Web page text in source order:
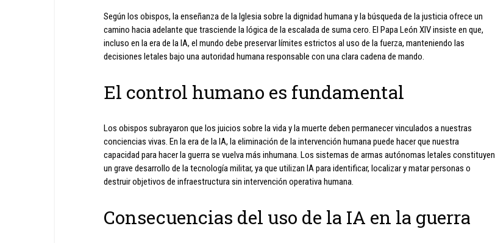
Según los obispos, la enseñanza de la Iglesia sobre la dignidad humana y la búsqueda de la justicia ofrece un
camino hacia adelante que trasciende la lógica de la escalada de suma cero. El Papa León XIV insiste en que,
incluso en la era de la IA, el mundo debe preservar límites estrictos al uso de la fuerza, manteniendo las
decisiones letales bajo una autoridad humana responsable con una clara cadena de mando.
El control humano es fundamental
Los obispos subrayaron que los juicios sobre la vida y la muerte deben permanecer vinculados a nuestras
conciencias vivas. En la era de la IA, la eliminación de la intervención humana puede hacer que nuestra
capacidad para hacer la guerra se vuelva más inhumana. Los sistemas de armas autónomas letales constituyen
un grave desarrollo de la tecnología militar, ya que utilizan IA para identificar, localizar y matar personas o
destruir objetivos de infraestructura sin intervención operativa humana.
Consecuencias del uso de la IA en la guerra